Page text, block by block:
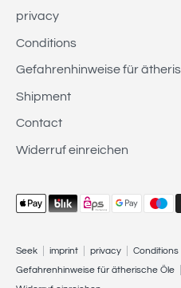
Bestellung und erhalten
privacy
Conditions
Gefahrenhinweise für
Shipment
Contact
Widerruf einreichen
Seek imprint privacy
Conditions
Gefahrenhinweise für ätherische Öle
Payment
methods